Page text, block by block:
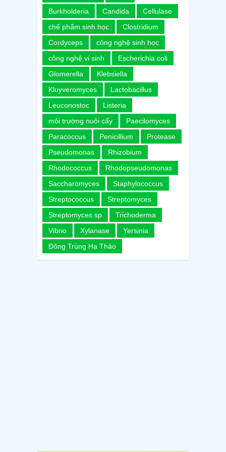
Burkholderia
Candida
Cellulase
chế phẩm sinh học
Clostridium
Cordyceps
công nghệ sinh học
công nghệ vi sinh
Escherichia coli
Glomerella
Klebsiella
Kluyveromyces
Lactobacillus
Leuconostoc
Listeria
môi trường nuôi cấy
Paecilomyces
Paracoccus
Penicillium
Protease
Pseudomonas
Rhizobium
Rhodococcus
Rhodopseudomonas
Saccharomyces
Staphylococcus
Streptococcus
Streptomyces
Streptomyces sp
Trichoderma
Vibrio
Xylanase
Yersinia
Đông Trùng Hạ Thảo